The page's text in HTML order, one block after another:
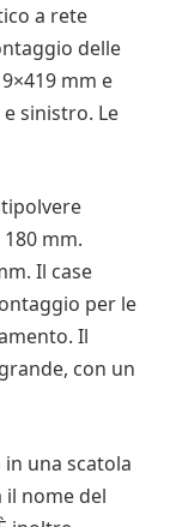
a rete
delle
mm e
sinistro. Le
mm.
Il case
per le
Il
con un
in una scatola
nome del